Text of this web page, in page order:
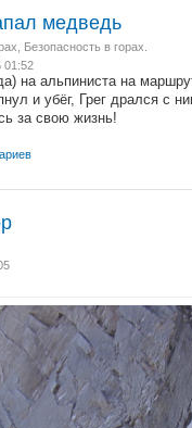
медведь
Безопасность в горах.
01:52
на альпиниста на
и убёг, Грег дрался с
за свою жизнь!